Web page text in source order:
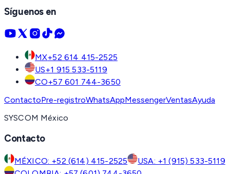
Síguenos en
MX+52 614 415-2525
US+1 915 533-5119
CO+57 601 744-3650
ContactoPre-registroWhatsAppMessengerVentasAyuda
SYSCOM México
Contacto
MÉXICO: +52 (614) 415-2525
USA: +1 (915) 533-5119